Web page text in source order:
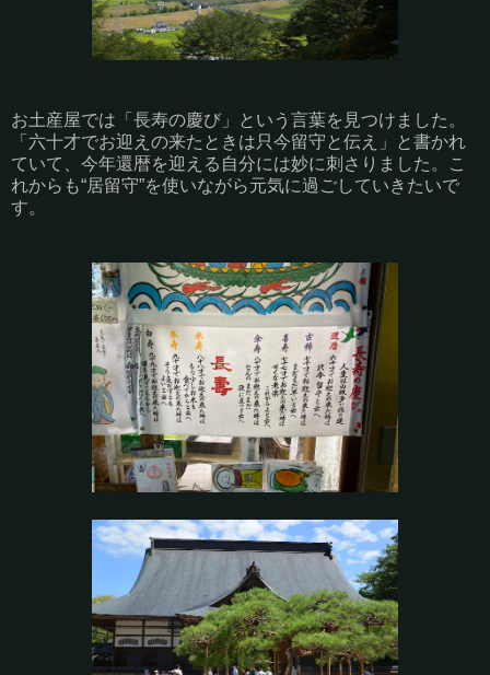
お土産屋では「長寿の慶び」という言葉を見つけました。
「六十才でお迎えの来たときは只今留守と伝え」と書かれ
ていて、今年還暦を迎える自分には妙に刺さりました。こ
れからも“居留守”を使いながら元気に過ごしていきたいで
す。